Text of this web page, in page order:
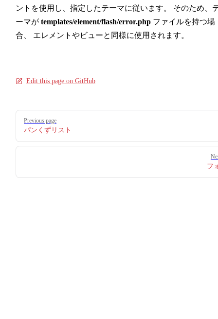
ントを使用し、指定したテーマに従います。 そのため、
ーマが templates/element/flash/error.php ファイルを持つ場
合、 エレメントやビューと同様に使用されます。
Edit this page on GitHub
Pager
Previous page
パンくずリスト
フ